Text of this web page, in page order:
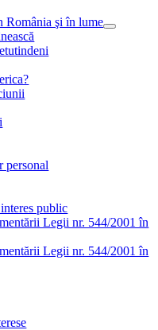
România şi în lume
personal
public
Legii nr. 544/2001 în
Legii nr. 544/2001 în